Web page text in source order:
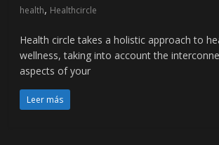
health, Healthcircle
Health circle takes a holistic approach to
wellness, taking into account the
aspects of your
Leer más